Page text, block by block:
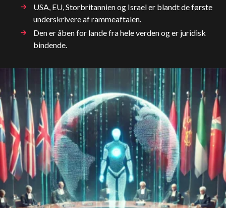
USA, EU, Storbritannien og Israel er blandt de første
underskrivere af rammeaftalen.
Den er åben for lande fra hele verden og er juridisk
bindende.